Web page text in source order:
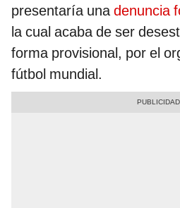
presentaría unadenuncia
la cual acaba de ser
forma provisional, por el
fútbol mundial.